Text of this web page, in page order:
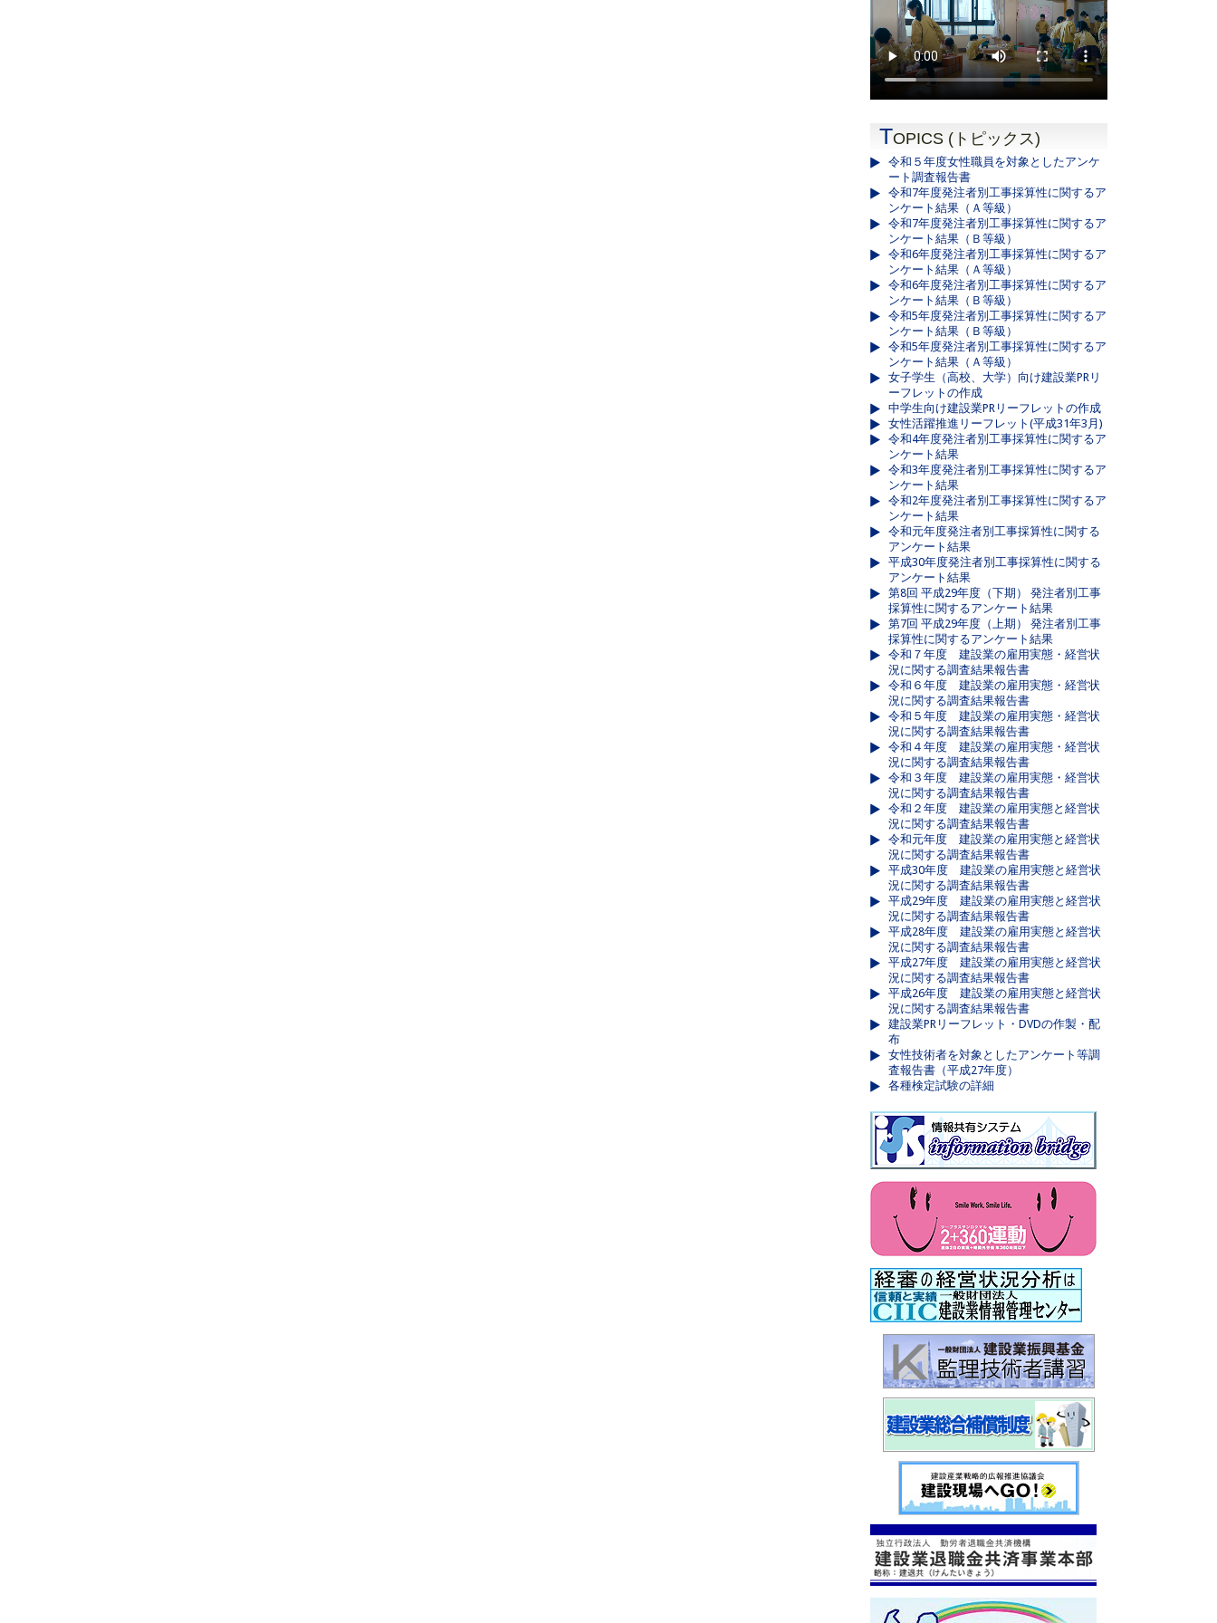
TOPICS (トピックス)
令和５年度女性職員を対象としたアンケ
ート調査報告書
令和7年度発注者別工事採算性に関するア
ンケート結果（Ａ等級）
令和7年度発注者別工事採算性に関するア
ンケート結果（Ｂ等級）
令和6年度発注者別工事採算性に関するア
ンケート結果（Ａ等級）
令和6年度発注者別工事採算性に関するア
ンケート結果（Ｂ等級）
令和5年度発注者別工事採算性に関するア
ンケート結果（Ｂ等級）
令和5年度発注者別工事採算性に関するア
ンケート結果（Ａ等級）
女子学生（高校、大学）向け建設業PRリ
ーフレットの作成
中学生向け建設業PRリーフレットの作成
女性活躍推進リーフレット(平成31年3月)
令和4年度発注者別工事採算性に関するア
ンケート結果
令和3年度発注者別工事採算性に関するア
ンケート結果
令和2年度発注者別工事採算性に関するア
ンケート結果
令和元年度発注者別工事採算性に関する
アンケート結果
平成30年度発注者別工事採算性に関する
アンケート結果
第8回 平成29年度（下期） 発注者別工事
採算性に関するアンケート結果
第7回 平成29年度（上期） 発注者別工事
採算性に関するアンケート結果
令和７年度 建設業の雇用実態・経営状
況に関する調査結果報告書
令和６年度 建設業の雇用実態・経営状
況に関する調査結果報告書
令和５年度 建設業の雇用実態・経営状
況に関する調査結果報告書
令和４年度 建設業の雇用実態・経営状
況に関する調査結果報告書
令和３年度 建設業の雇用実態・経営状
況に関する調査結果報告書
令和２年度 建設業の雇用実態と経営状
況に関する調査結果報告書
令和元年度 建設業の雇用実態と経営状
況に関する調査結果報告書
平成30年度 建設業の雇用実態と経営状
況に関する調査結果報告書
平成29年度 建設業の雇用実態と経営状
況に関する調査結果報告書
平成28年度 建設業の雇用実態と経営状
況に関する調査結果報告書
平成27年度 建設業の雇用実態と経営状
況に関する調査結果報告書
平成26年度 建設業の雇用実態と経営状
況に関する調査結果報告書
建設業PRリーフレット・DVDの作製・配
布
女性技術者を対象としたアンケート等調
査報告書（平成27年度）
各種検定試験の詳細